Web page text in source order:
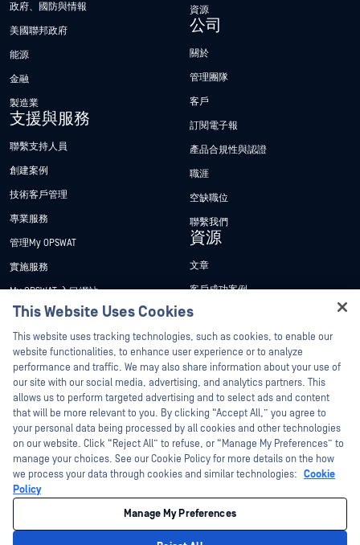
政府、國防與情報
美國聯邦政府
能源
金融
製造業
支援與服務
聯繫支持人員
創建案例
技術客戶管理
專業服務
管理My OPSWAT
實施服務
My OPSWAT 入口網站
技術檔案
訓練
漏洞通報計畫
合作夥伴
認證
技術合作夥伴
管道合作夥伴計劃
資源
公司
關於
管理團隊
客戶
訂閱電子報
產品合規性與認證
職涯
空缺職位
聯繫我們
資源
文章
客戶成功案例
新聞稿
新聞報導
網路研討會
產品型錄
白皮書
免費工具
©2026OPSWAT . 保留所有權利。OPSWAT、MetaDefender、Metascan、
MetaAccess、OPSWAT 、Trust no File. Trust No Device.、OPSWAT 、Protecting the
World's Critical Infrastructure、Deep CDR™ Technology、InQuest、InQuest標誌、
DFI、RetroHunt、Deep File Inspection 及 Join the Hunt 均為OPSWAT 之商標。第三
This Website Uses Cookies
This website uses tracking technologies, such as cookies, to enable our
website functionalities, to enhance user experience or to analyze
performance and traffic. We may also share information about your use of
our site with our social media, advertising, and analytics partners. This
allows us to perform targeted advertising and to select ads and content
that will be more relevant to you. By clicking “Accept All,” you agree to
your personal data being processed by all cookies and other technologies
on our website. Click “Reject All” to refuse, or “Manage My Preferences” to
manage your choices. See our Cookie Policy for more details on the how
we process your data through cookies and similar technologies: Cookie
Policy
Manage My Preferences
Hey there!
I'm Ozzy, your OPSWAT virtual assistant.
How can I help you secure what's critical
today?